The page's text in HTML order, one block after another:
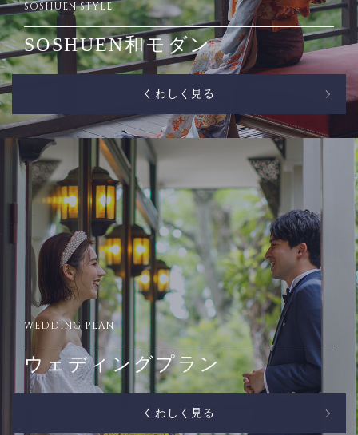
SOSHUEN STYLE
SOSHUEN和モダン
くわしく見る
WEDDING PLAN
ウェディングプラン
くわしく見る